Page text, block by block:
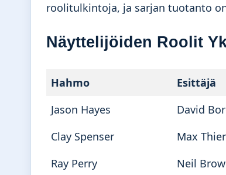
roolitulkintoja, ja sarjan tuotanto
Näyttelijöiden Roolit
Hahmo Esittäjä
Jason Hayes
David
Clay Spenser
Max
Ray Perry
Neil